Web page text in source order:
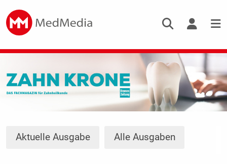
Aktuelle Ausgabe Alle Ausgaben